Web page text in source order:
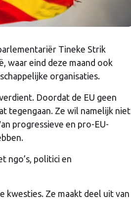
Tineke Strik
waar eind deze maand ook
organisaties.
Doordat de EU geen
tegengaan. Ze wil namelijk niet
progressieve en pro-EU-
ngo’s, politici en
kwesties. Ze maakt deel uit van